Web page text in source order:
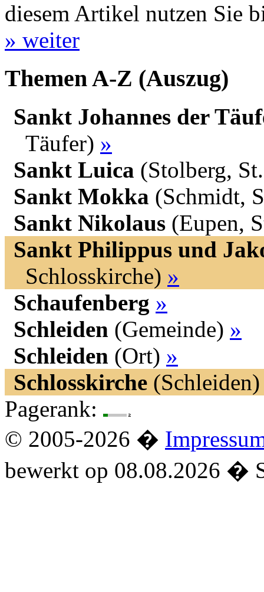
diesem Artikel nutzen Sie
» weiter
Themen A-Z (Auszug)
Sankt Johannes der
Täufer) »
Sankt Luica (Stolberg,
Sankt Mokka (Schmidt,
Sankt Nikolaus (Eupen,
Sankt Philippus und
Schlosskirche) »
Schaufenberg »
Schleiden (Gemeinde) »
Schleiden (Ort) »
Schlosskirche
Pagerank:
© 2005-2026 �
bewerkt op 08.08.2026 �